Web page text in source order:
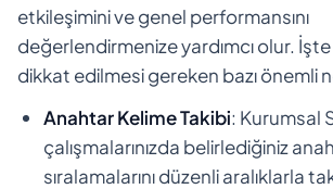
etkileşimini ve genel performansını
değerlendirmenize yardımcı olur.
dikkat edilmesi gereken bazı önemli
Anahtar Kelime Takibi: Kurumsal
çalışmalarınızda belirlediğiniz
sıralamalarını düzenli aralıklarla